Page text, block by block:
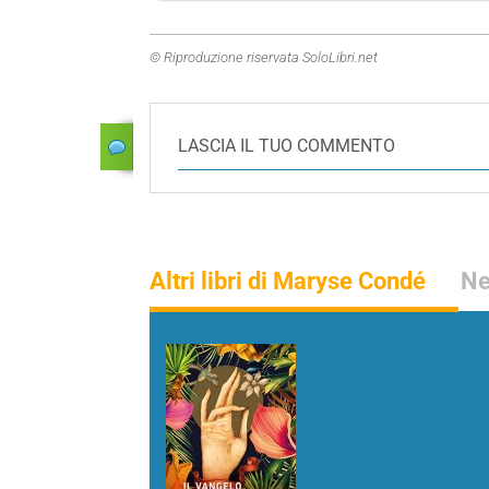
© Riproduzione riservata SoloLibri.net
LASCIA IL TUO COMMENTO
Altri libri di Maryse Condé